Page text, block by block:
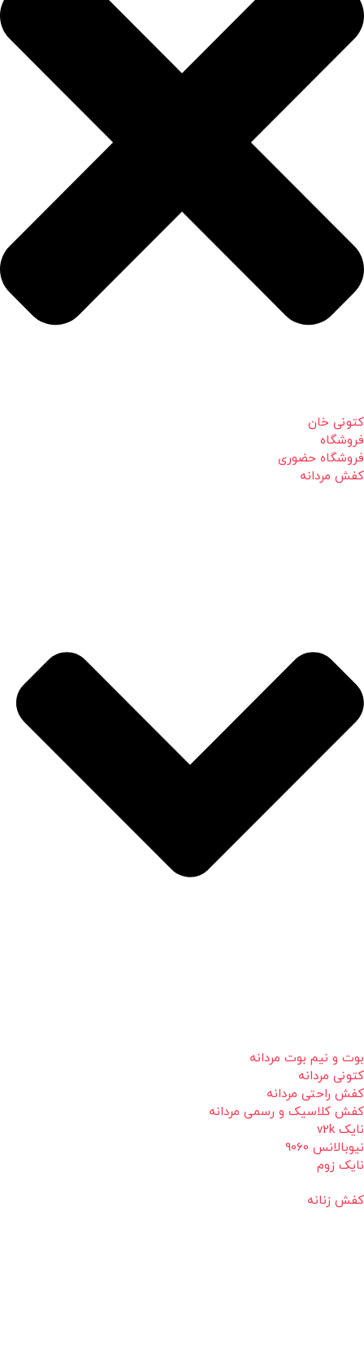
کتونی خان
فروشگاه
فروشگاه حضوری
کفش مردانه
بوت و نیم بوت مردانه
کتونی مردانه
کفش راحتی مردانه
کفش کلاسیک و رسمی مردانه
نایک v2k
نیوبالانس 9060
نایک زوم
کفش زنانه